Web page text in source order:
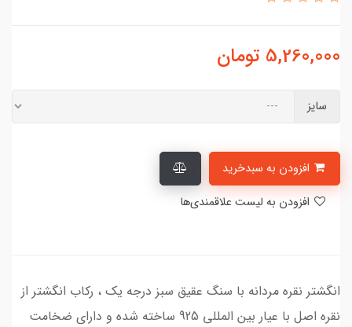
5,260,000 تومان
سایز
انگشتر نقره مردانه با سنگ عقیق سبز درجه یک ، رکاب انگشتر از
نقره اصل با عیار بین المللی 925 ساخته شده و دارای ضخامت